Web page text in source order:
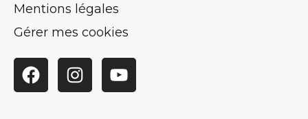
Mentions légales
Gérer mes cookies
FacebookInstagramYouTube